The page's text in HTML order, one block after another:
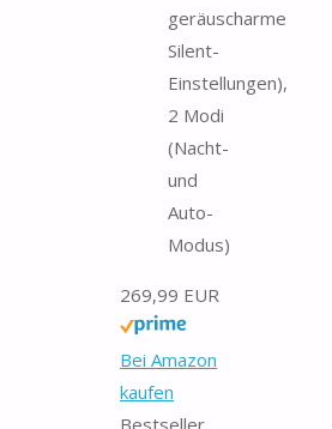
geräuscharme
Silent-
Einstellungen),
2 Modi
(Nacht-
und
Auto-
Modus)
269,99 EUR
Bei Amazon
kaufen
Bestseller